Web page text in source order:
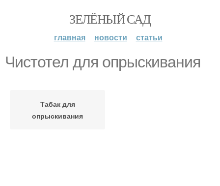
ЗЕЛЁНЫЙ САД
главная новости статьи
Чистотел для опрыскивания
Табак для
опрыскивания